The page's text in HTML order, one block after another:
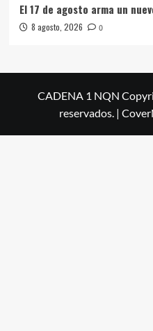
El 17 de agosto arma un
8 agosto, 2026 0
CADENA 1 NQN
reservados. |